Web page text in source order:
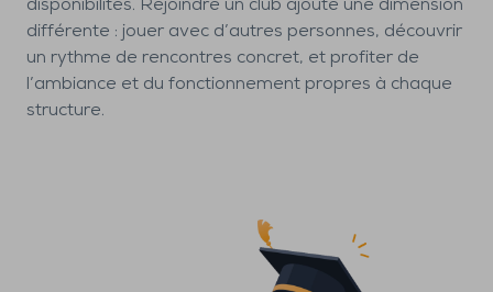
disponibilités. Rejoindre un club ajoute une dimension
différente : jouer avec d’autres personnes, découvrir
un rythme de rencontres concret, et profiter de
l’ambiance et du fonctionnement propres à chaque
structure.